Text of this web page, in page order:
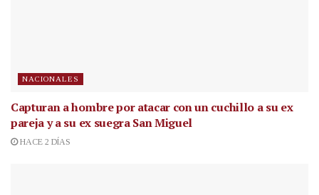
NACIONALES
Capturan a hombre por atacar con un cuchillo a su ex
pareja y a su ex suegra San Miguel
HACE 2 DÍAS